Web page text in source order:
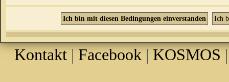
Kontakt | Facebook | KOSMOS